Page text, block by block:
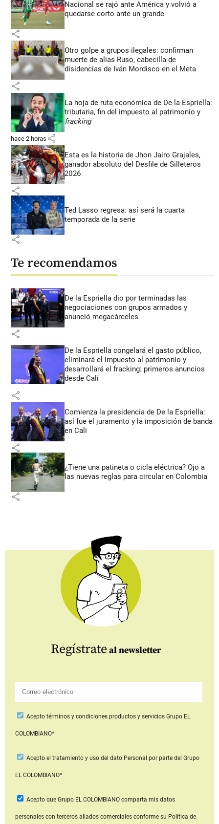
Nacional se rajó ante América y volvió a
quedarse corto ante un grande
share
Otro golpe a grupos ilegales: confirman
muerte de alias Ruso, cabecilla de
disidencias de Iván Mordisco en el Meta
share
La hoja de ruta económica de De la Espriella:
tributaria, fin del impuesto al patrimonio y
fracking
hace 2 horas share
Esta es la historia de Jhon Jairo Grajales,
ganador absoluto del Desfile de Silleteros
2026
share
Ted Lasso regresa: así será la cuarta
temporada de la serie
share
Te recomendamos
De la Espriella dio por terminadas las
negociaciones con grupos armados y
anunció megacárceles
share
De la Espriella congelará el gasto público,
eliminará el impuesto al patrimonio y
desarrollará el fracking: primeros anuncios
desde Cali
share
Comienza la presidencia de De la Espriella:
así fue el juramento y la imposición de banda
en Cali
share
¿Tiene una patineta o cicla eléctrica? Ojo a
las nuevas reglas para circular en Colombia
share
Regístrate al newsletter
Aceptotérminos y condiciones productos y serviciosGrupo EL
COLOMBIANO*
Acepto el tratamiento y uso del dato Personal por parte del Grupo
EL COLOMBIANO*
Acepto que Grupo EL COLOMBIANOcomparta mis datos
personales con terceros aliados comerciales conforme su Política de